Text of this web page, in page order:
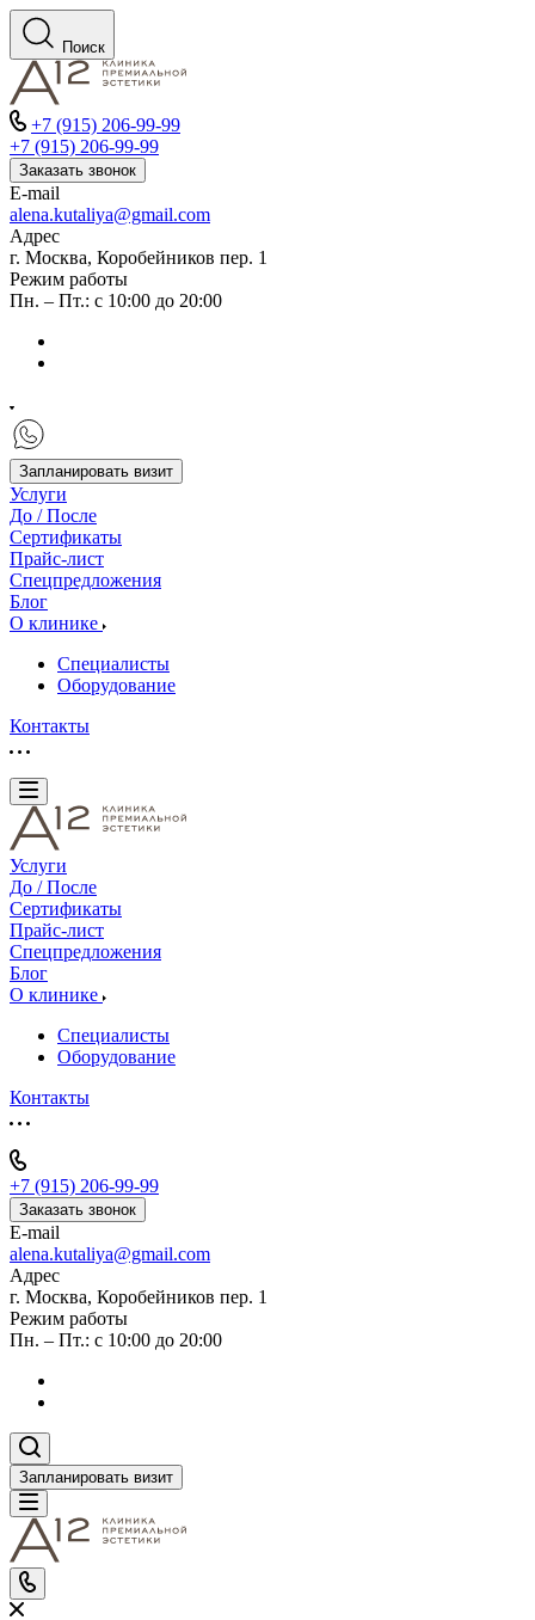
Поиск
+7 (915) 206-99-99
+7 (915) 206-99-99
Заказать звонок
E-mail
alena.kutaliya@gmail.com
Адрес
г. Москва, Коробейников пер. 1
Режим работы
Пн. – Пт.: с 10:00 до 20:00
Запланировать визит
Услуги
До / После
Сертификаты
Прайс-лист
Спецпредложения
Блог
О клинике
Специалисты
Оборудование
Контакты
Услуги
До / После
Сертификаты
Прайс-лист
Спецпредложения
Блог
О клинике
Специалисты
Оборудование
Контакты
+7 (915) 206-99-99
Заказать звонок
E-mail
alena.kutaliya@gmail.com
Адрес
г. Москва, Коробейников пер. 1
Режим работы
Пн. – Пт.: с 10:00 до 20:00
Запланировать визит